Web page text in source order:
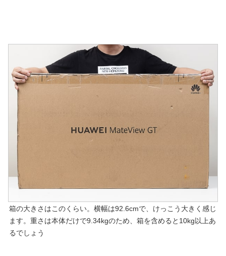
箱の大きさはこのくらい。横幅は92.6cmで、けっこう大きく感じ
ます。重さは本体だけで9.34kgのため、箱を含めると10kg以上あ
るでしょう